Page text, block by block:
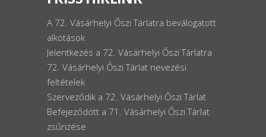
A 72. Vásárhelyi Őszi Tárlatra beválogatott
alkotások
Jelentkezés a 72. Vásárhelyi Őszi Tárlatra
72. Vásárhelyi Őszi Tárlat nevezési
feltételek
Szerveződik a 72. Vásárhelyi Őszi Tárlat
Befejeződött a 71. Vásárhelyi Őszi Tárlat
zsűrizése